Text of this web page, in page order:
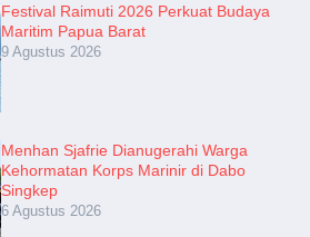
Festival Raimuti 2026 Perkuat Budaya
Maritim Papua Barat
9 Agustus 2026
Menhan Sjafrie Dianugerahi Warga
Kehormatan Korps Marinir di Dabo
Singkep
6 Agustus 2026